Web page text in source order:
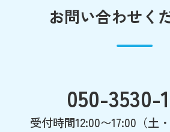
お問い合わせく
050-3530-
受付時間12:00〜17:00（土